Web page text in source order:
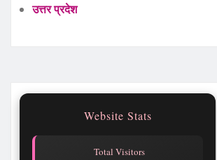
उत्तर प्रदेश
Website Stats
Total Visitors